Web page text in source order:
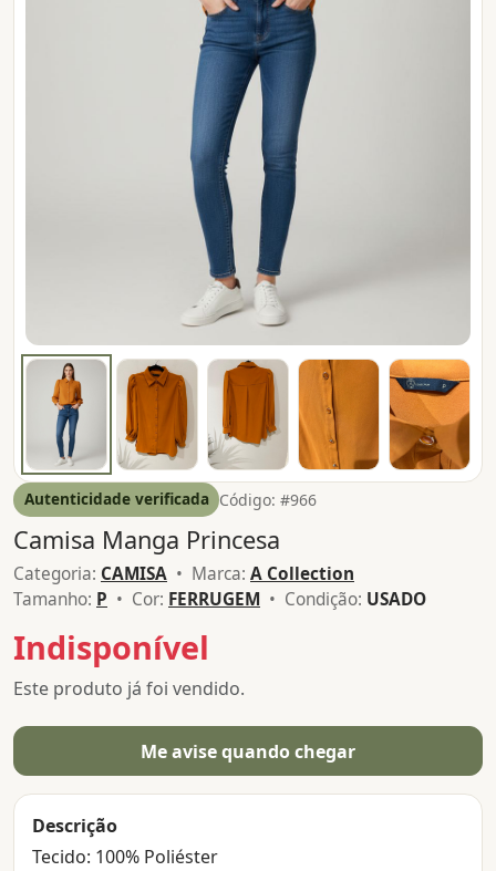
Autenticidade verificada Código: #966
Camisa Manga Princesa
Categoria: CAMISA • Marca: A Collection
Tamanho: P • Cor: FERRUGEM • Condição: USADO
Indisponível
Este produto já foi vendido.
Me avise quando chegar
Descrição
Tecido: 100% Poliéster